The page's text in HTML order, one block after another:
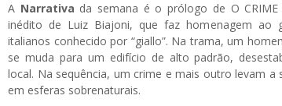
A Narrativa da semana é o prólogo de O CRIME
inédito de Luiz Biajoni, que faz homenagem ao
italianos conhecido por “giallo”. Na trama, um
se muda para um edifício de alto padrão,
local. Na sequência, um crime e mais outro levam a
em esferas sobrenaturais.